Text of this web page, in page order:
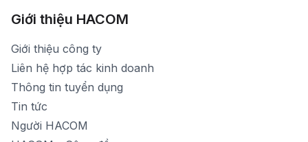
Thời gian mở cửa: Từ 8h30-19h hàng ngày
Xem bản đồ đường đi
1900 1903 (máy lẻ 159) -(028)73000322
1900 1903 (máy lẻ 160)
[email protected]
Thời gian mở cửa: Từ 8h30-20h hàng ngày
Giới thiệu HACOM
Giới thiệu công ty
Liên hệ hợp tác kinh doanh
Thông tin tuyển dụng
Tin tức
Người HACOM